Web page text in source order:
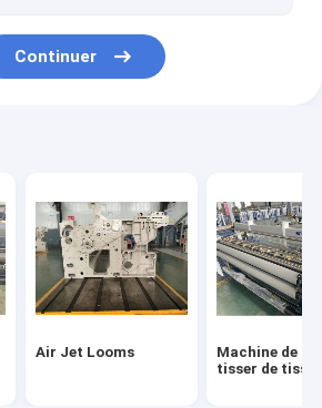
Continuer
Air Jet Looms
Machine de
tisser de